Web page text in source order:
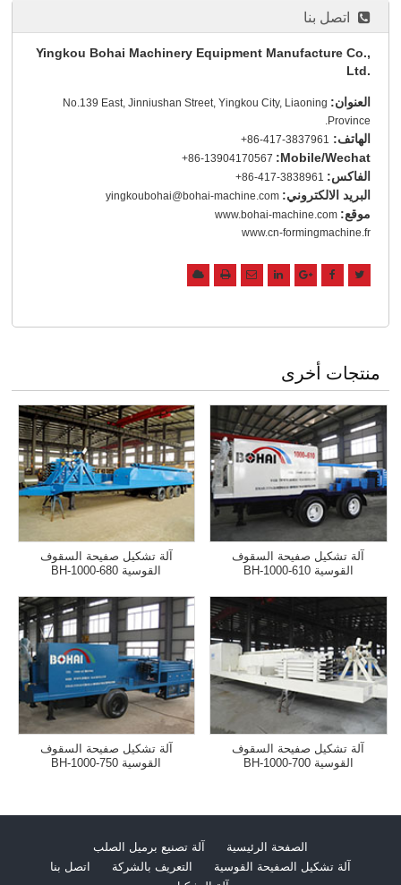
اتصل بنا
Yingkou Bohai Machinery Equipment Manufacture Co.,
Ltd.
العنوان: No.139 East, Jinniushan Street, Yingkou City, Liaoning
Province.
الهاتف: +86-417-3837961
Mobile/Wechat:
+86-13904170567
الفاكس: +86-417-3838961
البريد الالكتروني: yingkoubohai@bohai-machine.com
موقع: www.bohai-machine.com
www.cn-formingmachine.fr
منتجات أخرى
آلة تشكيل صفيحة السقوف
القوسية BH-1000-610
آلة تشكيل صفيحة السقوف
القوسية BH-1000-680
آلة تشكيل صفيحة السقوف
القوسية BH-1000-700
آلة تشكيل صفيحة السقوف
القوسية BH-1000-750
الصفحة الرئيسية
آلة تصنيع برميل الصلب
آلة تشكيل الصفيحة القوسية
التعريف بالشركة
اتصل بنا